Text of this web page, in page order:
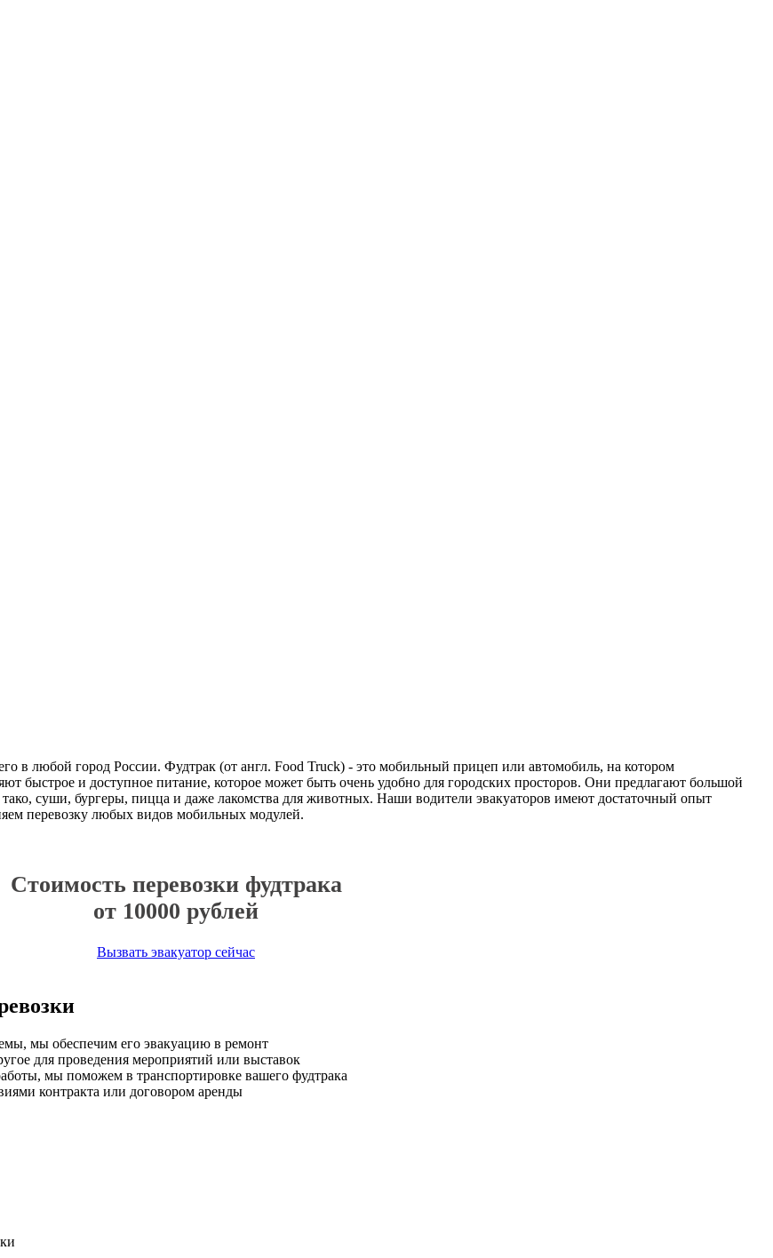
в любой город России. Фудтрак (от англ. Food Truck) - это мобильный прицеп или автомобиль, на котором
быстрое и доступное питание, которое может быть очень удобно для городских просторов. Они предлагают большой
суши, бургеры, пицца и даже лакомства для животных. Наши водители эвакуаторов имеют достаточный опыт
перевозку любых видов мобильных модулей.
Стоимость перевозки фудтрака
от 10000 рублей
Вызвать эвакуатор сейчас
мы обеспечим его эвакуацию в ремонт
для проведения мероприятий или выставок
мы поможем в транспортировке вашего фудтрака
контракта или договором аренды